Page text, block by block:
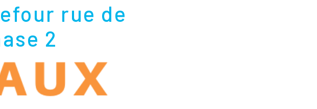
rue de
2